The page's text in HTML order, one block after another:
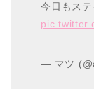
今日もス
— マツ